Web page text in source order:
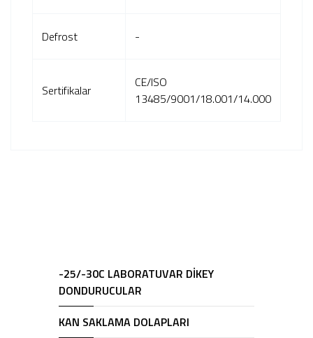
Defrost -
Sertifikalar
CE/ISO
13485/9001/18.001/14.000
-25/-30C LABORATUVAR DİKEY
DONDURUCULAR
KAN SAKLAMA DOLAPLARI